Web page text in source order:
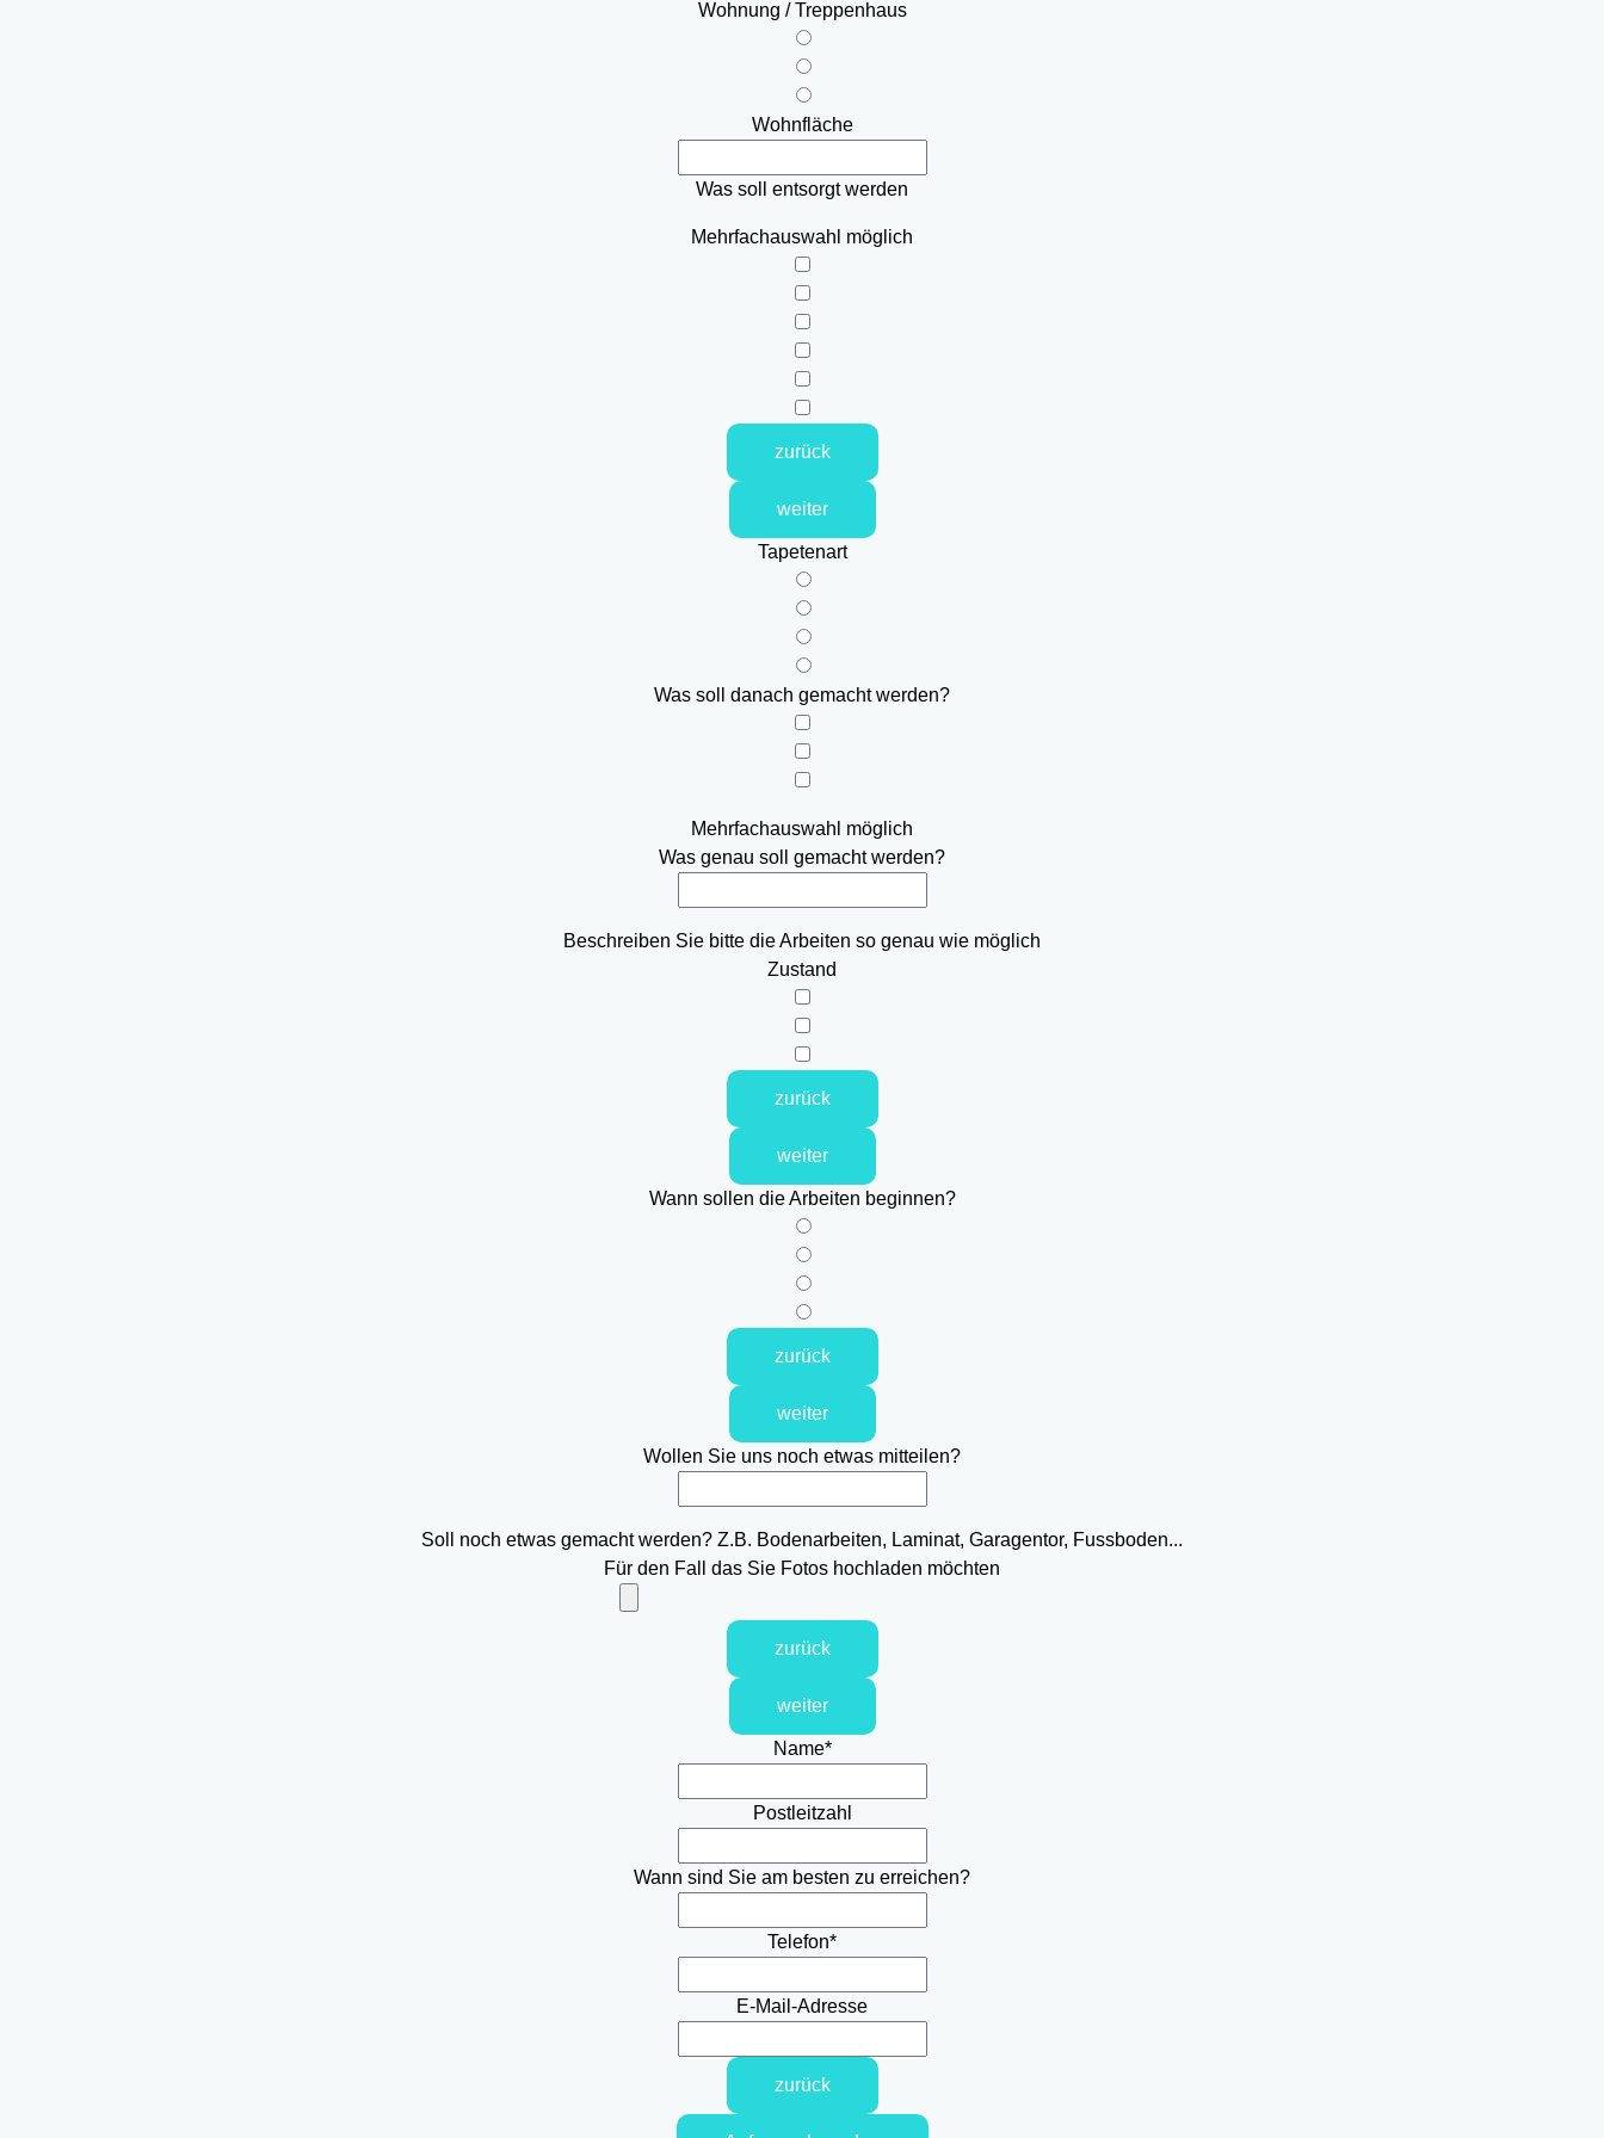
Wohnung / Treppenhaus
Wohnfläche
Was soll entsorgt werden
Mehrfachauswahl möglich
zurück
weiter
Tapetenart
Was soll danach gemacht werden?
Mehrfachauswahl möglich
Was genau soll gemacht werden?
Beschreiben Sie bitte die Arbeiten so genau wie möglich
Zustand
zurück
weiter
Wann sollen die Arbeiten beginnen?
zurück
weiter
Wollen Sie uns noch etwas mitteilen?
Soll noch etwas gemacht werden? Z.B. Bodenarbeiten, Laminat, Garagentor, Fussboden...
Für den Fall das Sie Fotos hochladen möchten
zurück
weiter
Name*
Postleitzahl
Wann sind Sie am besten zu erreichen?
Telefon*
E-Mail-Adresse
zurück